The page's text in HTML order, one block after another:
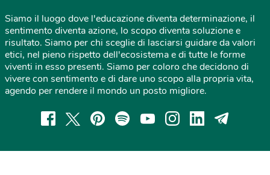
Siamo il luogo dove l'educazione diventa determinazione, il
sentimento diventa azione, lo scopo diventa soluzione e
risultato. Siamo per chi sceglie di lasciarsi guidare da valori
etici, nel pieno rispetto dell'ecosistema e di tutte le forme
viventi in esso presenti. Siamo per coloro che decidono di
vivere con sentimento e di dare uno scopo alla propria vita,
agendo per rendere il mondo un posto migliore.